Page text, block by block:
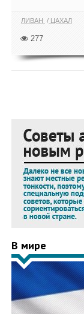
ЛИВАН ЦАХАЛ
277
В мире